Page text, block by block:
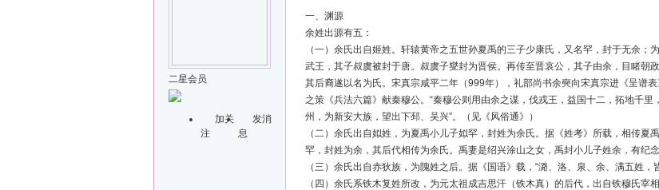
二星会员
加关
注
发消
息
一、渊源
余姓出源有五：
（一）余氏出自姬姓。轩辕黄帝之五世孙夏禹的三子少康氏，又名罕，封于无余
武王，其子叔虞被封于唐。叔虞子燮封为晋侯。再传至晋哀公，其子由余，目睹朝
其后裔遂以名为氏。宋真宗咸平二年（999年），礼部尚书余奭向宋真宗进《呈谱
之策《兵法六篇》献秦穆公。“秦穆公则用由余之谋，伐戎王，益国十二，拓地千
州，为新安大族，望出下邳、吴兴”。（见《风俗通》）
（二）余氏出自姒姓，为夏禹小儿子姒罕，封姓为余氏。据《姓考》所载，相传
罕，封姓为余，其后代相传为余氏。禹妻是绍兴涂山之女，禹封小儿子姓余，有纪念
（三）余氏出自赤狄族，为隗姓之后。据《国语》载，“潞、洛、泉、余、满五姓，
（四）余氏系铁木复姓所改，为元太祖成吉思汗（铁木真）的后代，出自铁穆氏